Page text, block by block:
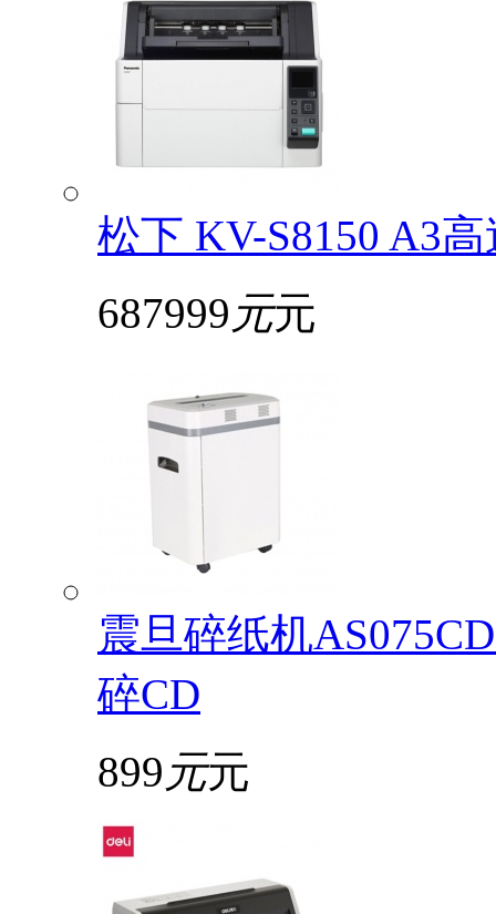
松下 KV-S8150 A3
687999 元元
震旦碎纸机
碎CD
899 元元